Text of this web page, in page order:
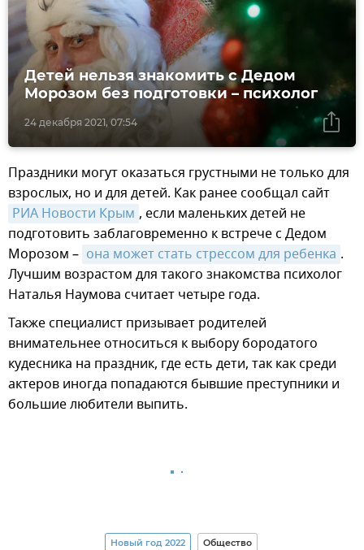
24 декабря 2021, 07:54
Детей нельзя знакомить с Дедом
Морозом без подготовки – психолог
Праздники могут оказаться грустными не только для
взрослых, но и для детей. Как ранее сообщал сайт
РИА Новости Крым , если маленьких детей не
подготовить заблаговременно к встрече с Дедом
Морозом – она может стать стрессом для ребенка .
Лучшим возрастом для такого знакомства психолог
Наталья Наумова считает четыре года.
Также специалист призывает родителей
внимательнее относиться к выбору бородатого
кудесника на праздник, где есть дети, так как среди
актеров иногда попадаются бывшие преступники и
большие любители выпить.
Новый год 2022 Общество